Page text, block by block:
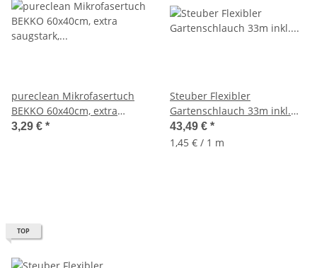
pureclean Mikrofasertuch
BEKKO 60x40cm, extra
saugstark, spezielle
3,29 € *
Steuber Flexibler
Gartenschlauch 33m inkl.
Sprühkopf, Komplett-Set, 3
fach dehnbar
43,49 € *
1,45 € / 1 m
TOP